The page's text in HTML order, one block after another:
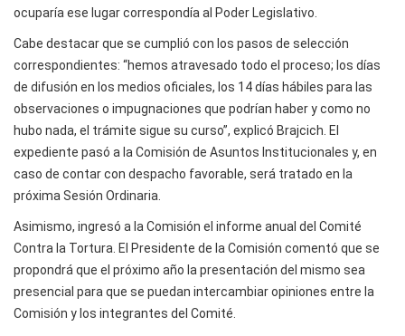
ocuparía ese lugar correspondía al Poder Legislativo.
Cabe destacar que se cumplió con los pasos de selección
correspondientes: “hemos atravesado todo el proceso; los días
de difusión en los medios oficiales, los 14 días hábiles para las
observaciones o impugnaciones que podrían haber y como no
hubo nada, el trámite sigue su curso”, explicó Brajcich. El
expediente pasó a la Comisión de Asuntos Institucionales y, en
caso de contar con despacho favorable, será tratado en la
próxima Sesión Ordinaria.
Asimismo, ingresó a la Comisión el informe anual del Comité
Contra la Tortura. El Presidente de la Comisión comentó que se
propondrá que el próximo año la presentación del mismo sea
presencial para que se puedan intercambiar opiniones entre la
Comisión y los integrantes del Comité.